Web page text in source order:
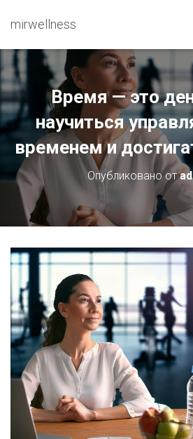
mirwellness
Время — это
научиться
временем и
Опубликовано от